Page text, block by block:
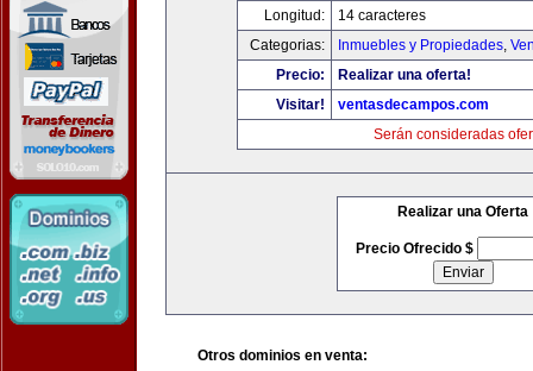
Longitud:
14 caracteres
Categorias:
Inmuebles y Propiedades,
Precio:
Realizar una oferta!
Visitar!
ventasdecampos.com
Serán consideradas
Realizar una Oferta
Precio Ofrecido $
Otros dominios en venta: